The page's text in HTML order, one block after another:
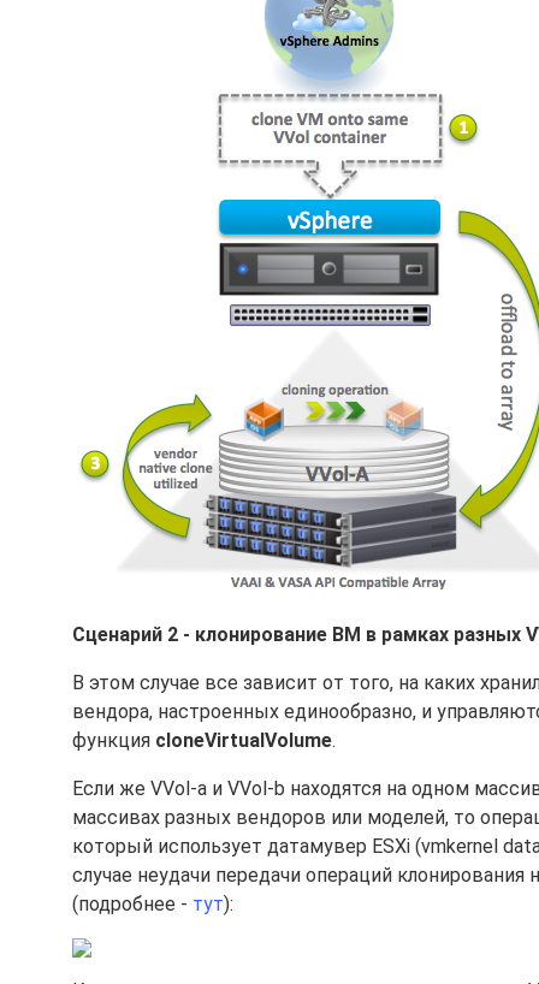
Сценарий 2 - клонирование ВМ в рамках разных
В этом случае все зависит от того, на каких
вендора, настроенных единообразно, и
функция cloneVirtualVolume.
Если же VVol-a и VVol-b находятся на одном
массивах разных вендоров или моделей, то
который использует датамувер ESXi (vmkernel
случае неудачи передачи операций
(подробнее - тут):